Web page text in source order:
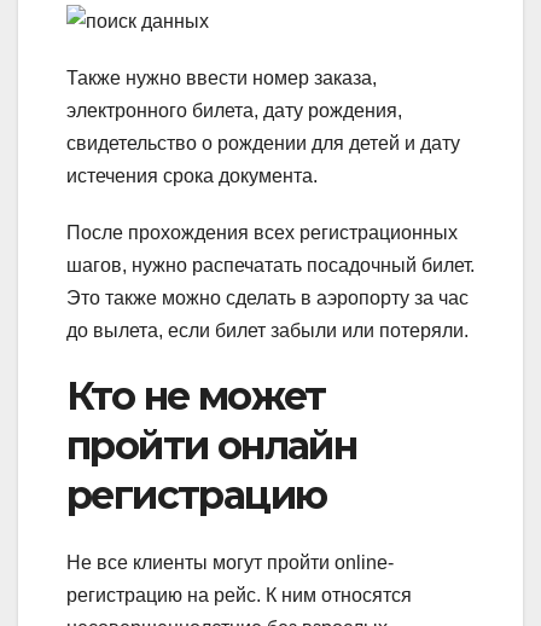
Также нужно ввести номер заказа,
электронного билета, дату рождения,
свидетельство о рождении для детей и дату
истечения срока документа.
После прохождения всех регистрационных
шагов, нужно распечатать посадочный билет.
Это также можно сделать в аэропорту за час
до вылета, если билет забыли или потеряли.
Кто не может
пройти онлайн
регистрацию
Не все клиенты могут пройти online-
регистрацию на рейс. К ним относятся